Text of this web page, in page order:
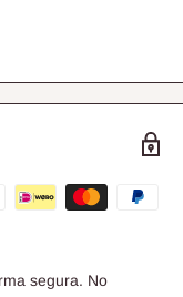
segura. No